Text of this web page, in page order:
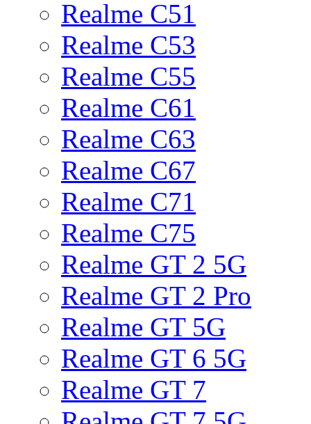
Realme C51
Realme C53
Realme C55
Realme C61
Realme C63
Realme C67
Realme C71
Realme C75
Realme GT 2 5G
Realme GT 2 Pro
Realme GT 5G
Realme GT 6 5G
Realme GT 7